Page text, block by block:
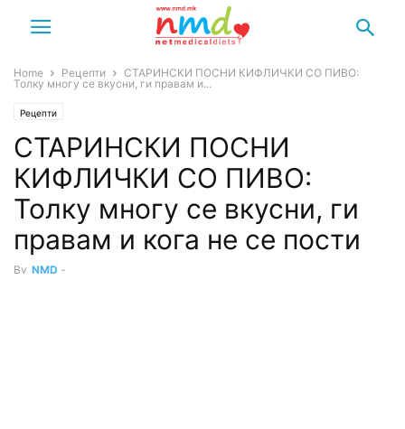
Home Рецепти
СТАРИНСКИ ПОСНИ КИФЛИЧКИ СО ПИВО:
Толку многу се вкусни, ги правам и...
Рецепти
СТАРИНСКИ ПОСНИ
КИФЛИЧКИ СО ПИВО:
Толку многу се вкусни, ги
правам и кога не се пости
By NMD -